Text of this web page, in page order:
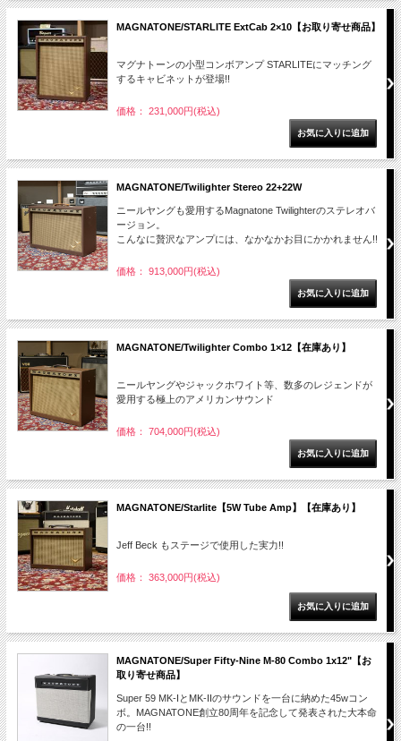
MAGNATONE/STARLITE ExtCab 2×10【お取り寄せ商品】
マグナトーンの小型コンボアンプ STARLITEにマッチング
するキャビネットが登場!!
価格： 231,000円(税込)
MAGNATONE/Twilighter Stereo 22+22W
ニールヤングも愛用するMagnatone Twilighterのステレオバ
ージョン。
こんなに贅沢なアンプには、なかなかお目にかかれません!!
価格： 913,000円(税込)
MAGNATONE/Twilighter Combo 1×12【在庫あり】
ニールヤングやジャックホワイト等、数多のレジェンドが
愛用する極上のアメリカンサウンド
価格： 704,000円(税込)
MAGNATONE/Starlite【5W Tube Amp】【在庫あり】
Jeff Beck もステージで使用した実力!!
価格： 363,000円(税込)
MAGNATONE/Super Fifty-Nine M-80 Combo 1x12"【お
取り寄せ商品】
Super 59 MK-IとMK-IIのサウンドを一台に納めた45wコン
ボ。MAGNATONE創立80周年を記念して発表された大本命
の一台!!